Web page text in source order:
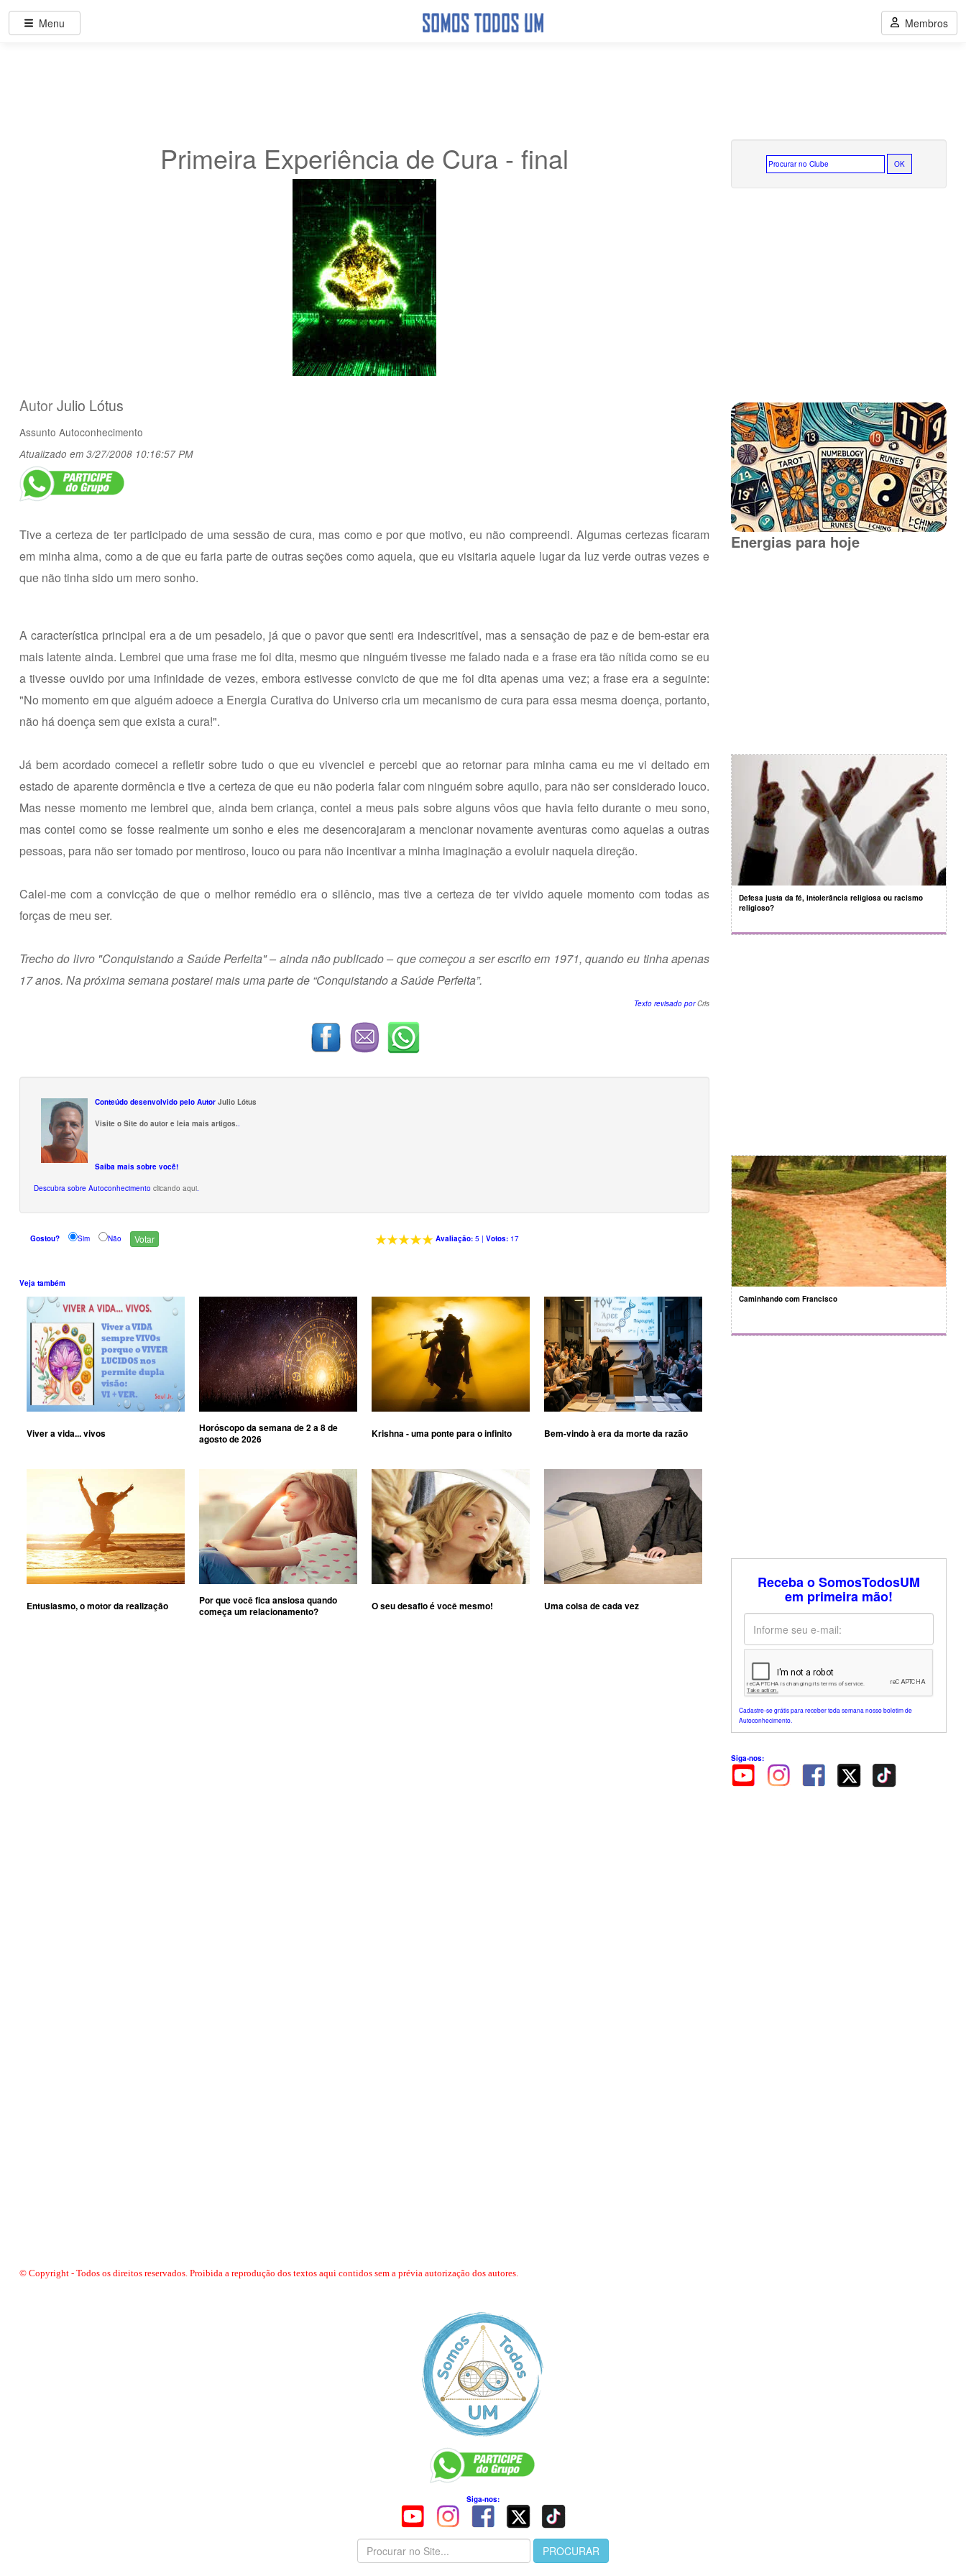
Primeira Experiência de Cura - final
AutorJulio Lótus
Assunto Autoconhecimento
Atualizado em 3/27/2008 10:16:57 PM
Tive a certeza de ter participado de uma sessão de cura, mas como e por que motivo, eu não compreendi. Algumas certezas ficaram
em minha alma, como a de que eu faria parte de outras seções como aquela, que eu visitaria aquele lugar da luz verde outras vezes e
que não tinha sido um mero sonho.
A característica principal era a de um pesadelo, já que o pavor que senti era indescritível, mas a sensação de paz e de bem-estar era
mais latente ainda. Lembrei que uma frase me foi dita, mesmo que ninguém tivesse me falado nada e a frase era tão nítida como se eu
a tivesse ouvido por uma infinidade de vezes, embora estivesse convicto de que me foi dita apenas uma vez; a frase era a seguinte:
"No momento em que alguém adoece a Energia Curativa do Universo cria um mecanismo de cura para essa mesma doença, portanto,
não há doença sem que exista a cura!".
Já bem acordado comecei a refletir sobre tudo o que eu vivenciei e percebi que ao retornar para minha cama eu me vi deitado em
estado de aparente dormência e tive a certeza de que eu não poderia falar com ninguém sobre aquilo, para não ser considerado louco.
Mas nesse momento me lembrei que, ainda bem criança, contei a meus pais sobre alguns vôos que havia feito durante o meu sono,
mas contei como se fosse realmente um sonho e eles me desencorajaram a mencionar novamente aventuras como aquelas a outras
pessoas, para não ser tomado por mentiroso, louco ou para não incentivar a minha imaginação a evoluir naquela direção.
Calei-me com a convicção de que o melhor remédio era o silêncio, mas tive a certeza de ter vivido aquele momento com todas as
forças de meu ser.
Trecho do livro "Conquistando a Saúde Perfeita" – ainda não publicado – que começou a ser escrito em 1971, quando eu tinha apenas
17 anos. Na próxima semana postarei mais uma parte de “Conquistando a Saúde Perfeita”.
Texto revisado porCris
Conteúdo desenvolvido pelo Autor Julio Lótus
Visite o Site do autor e leia mais artigos..
Saiba mais sobre você!
Descubra sobre Autoconhecimento clicando aqui.
Gostou? Sim Não Avaliação:5 | Votos:17
Veja também
Viver a vida... vivos
Horóscopo da semana de 2 a 8 de
agosto de 2026
Krishna - uma ponte para o infinito Bem-vindo à era da morte da razão
Entusiasmo, o motor da realização
Por que você fica ansiosa quando
começa um relacionamento?
O seu desafio é você mesmo! Uma coisa de cada vez
© Copyright - Todos os direitos reservados. Proibida a reprodução dos textos aqui contidos sem a prévia autorização dos autores.
Energias para hoje
Defesa justa da fé, intolerância religiosa ou racismo
religioso?
Caminhando com Francisco
Receba o SomosTodosUM
em primeira mão!
Cadastre-se grátis para receber toda semana nosso boletim de
Autoconhecimento.
Siga-nos:
Siga-nos:
Menu Membros